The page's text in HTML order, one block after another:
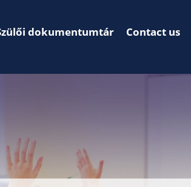
dokumentumtár
Contact us